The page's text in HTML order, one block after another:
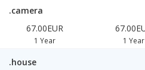
.camera
67.00EUR
1 Year 1 Year
.house